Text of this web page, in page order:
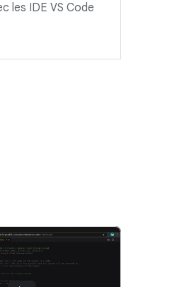
les IDE VS Code